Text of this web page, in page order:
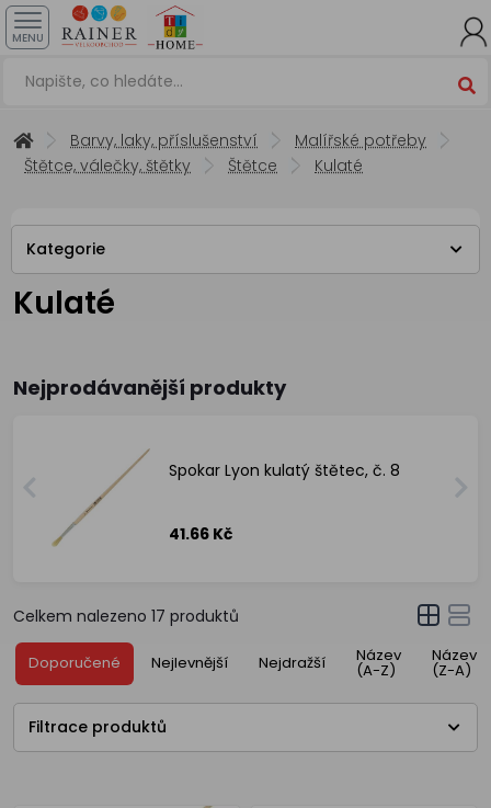
MENU
Barvy, laky, příslušenství
Malířské potřeby
Štětce, válečky, štětky
Štětce Kulaté
Kategorie
Kulaté
Nejprodávanější produkty
Spokar Lyon kulatý štětec, č. 8
41.66 Kč
Celkem nalezeno 17 produktů
Doporučené Nejlevnější Nejdražší Název
(A-Z)
Název
(Z-A)
Filtrace produktů